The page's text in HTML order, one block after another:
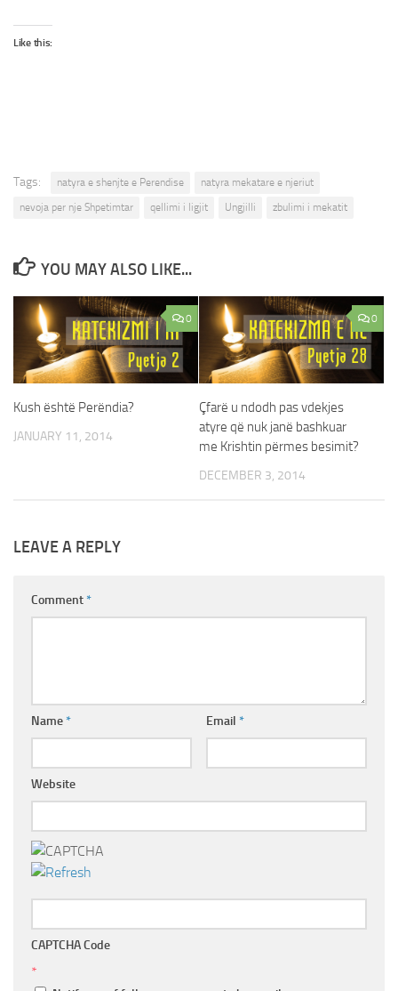
Like this:
Tags: natyra e shenjte e Perendise
natyra mekatare e njeriut
nevoja per nje Shpetimtar
qellimi i ligjit Ungjilli zbulimi i mekatit
YOU MAY ALSO LIKE...
0
Kush është Perëndia?
JANUARY 11, 2014
0
Çfarë u ndodh pas vdekjes
atyre që nuk janë bashkuar
me Krishtin përmes besimit?
DECEMBER 3, 2014
LEAVE A REPLY
Comment*
Name* Email *
Website
CAPTCHA Code
*